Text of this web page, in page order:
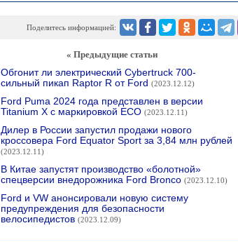
Поделитесь информацией:
« Предыдущие статьи
Обгонит ли электрический Cybertruck 700-
сильный пикап Raptor R от Ford (2023.12.12)
Ford Puma 2024 года представлен в версии
Titanium X с маркировкой ECO (2023.12.11)
Дилер в России запустил продажи нового
кроссовера Ford Equator Sport за 3,84 млн рублей
(2023.12.11)
В Китае запустят производство «болотной»
спецверсии внедорожника Ford Bronco (2023.12.10)
Ford и VW анонсировали новую систему
предупреждения для безопасности
велосипедистов (2023.12.09)